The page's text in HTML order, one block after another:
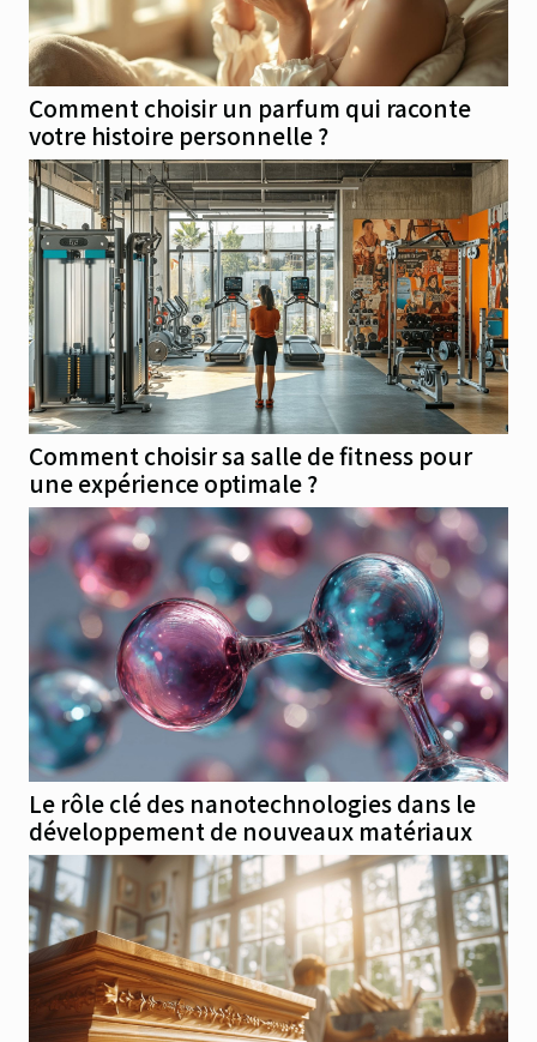
Comment choisir un parfum qui raconte
votre histoire personnelle ?
Comment choisir sa salle de fitness pour
une expérience optimale ?
Le rôle clé des nanotechnologies dans le
développement de nouveaux matériaux